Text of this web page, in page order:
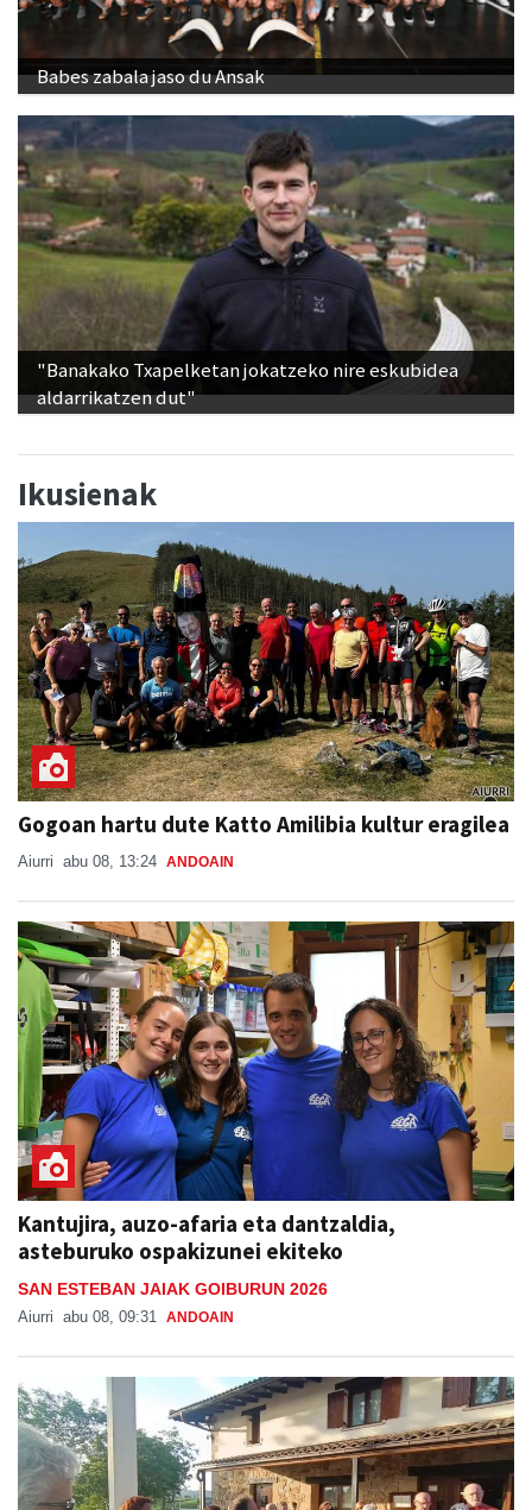
Babes zabala jaso du Ansak
"Banakako Txapelketan jokatzeko nire eskubidea
aldarrikatzen dut"
Ikusienak
Gogoan hartu dute Katto Amilibia kultur eragilea
Aiurri abu 08, 13:24 ANDOAIN
Kantujira, auzo-afaria eta dantzaldia,
asteburuko ospakizunei ekiteko
SAN ESTEBAN JAIAK GOIBURUN 2026
Aiurri abu 08, 09:31 ANDOAIN